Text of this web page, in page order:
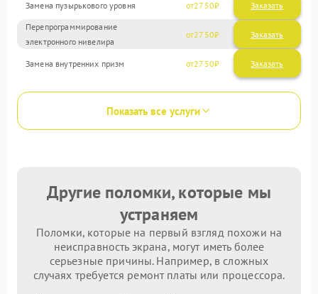
Замена пузырькового уровня 2750
Перепрограммирование
электронного нивелира
2750
Замена внутренних призм 2750
Показать все услуги
Другие поломки, которые мы
устраняем
Поломки, которые на первый взгляд похожи на
неисправность экрана, могут иметь более
серьезные причины. Например, в сложных
случаях требуется ремонт платы или процессора.